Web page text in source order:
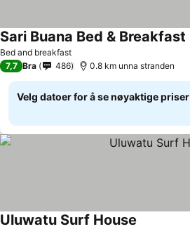
Bed and breakfast
Sari Buana Bed & Breakfast
7,7 Bra 486 0.8 km unna stranden
Velg datoer for å se nøyaktige priser
Uluwatu Surf House